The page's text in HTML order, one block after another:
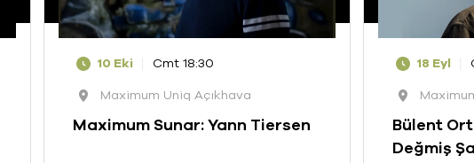
10 Eki
Cmt 18:30
Maximum Uniq Açıkhava
Maximum Sunar: Yann Tiersen
18 Eyl
Bülent
Değmiş